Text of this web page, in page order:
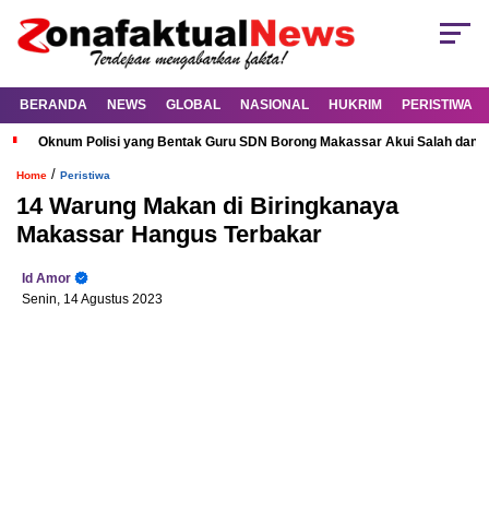
BERANDA NEWS GLOBAL NASIONAL HUKRIM PERISTIWA
Oknum Polisi yang Bentak Guru SDN Borong Makassar Akui Salah dan
Home / Peristiwa
14 Warung Makan di Biringkanaya
Makassar Hangus Terbakar
Id Amor
Senin, 14 Agustus 2023